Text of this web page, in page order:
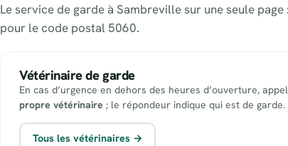
Le service de garde à Sambreville sur une seule
pour le code postal 5060.
Vétérinaire de garde
En cas d’urgence en dehors des heures d’ouverture,
propre vétérinaire ; le répondeur indique qui est de garde.
Tous les vétérinaires →